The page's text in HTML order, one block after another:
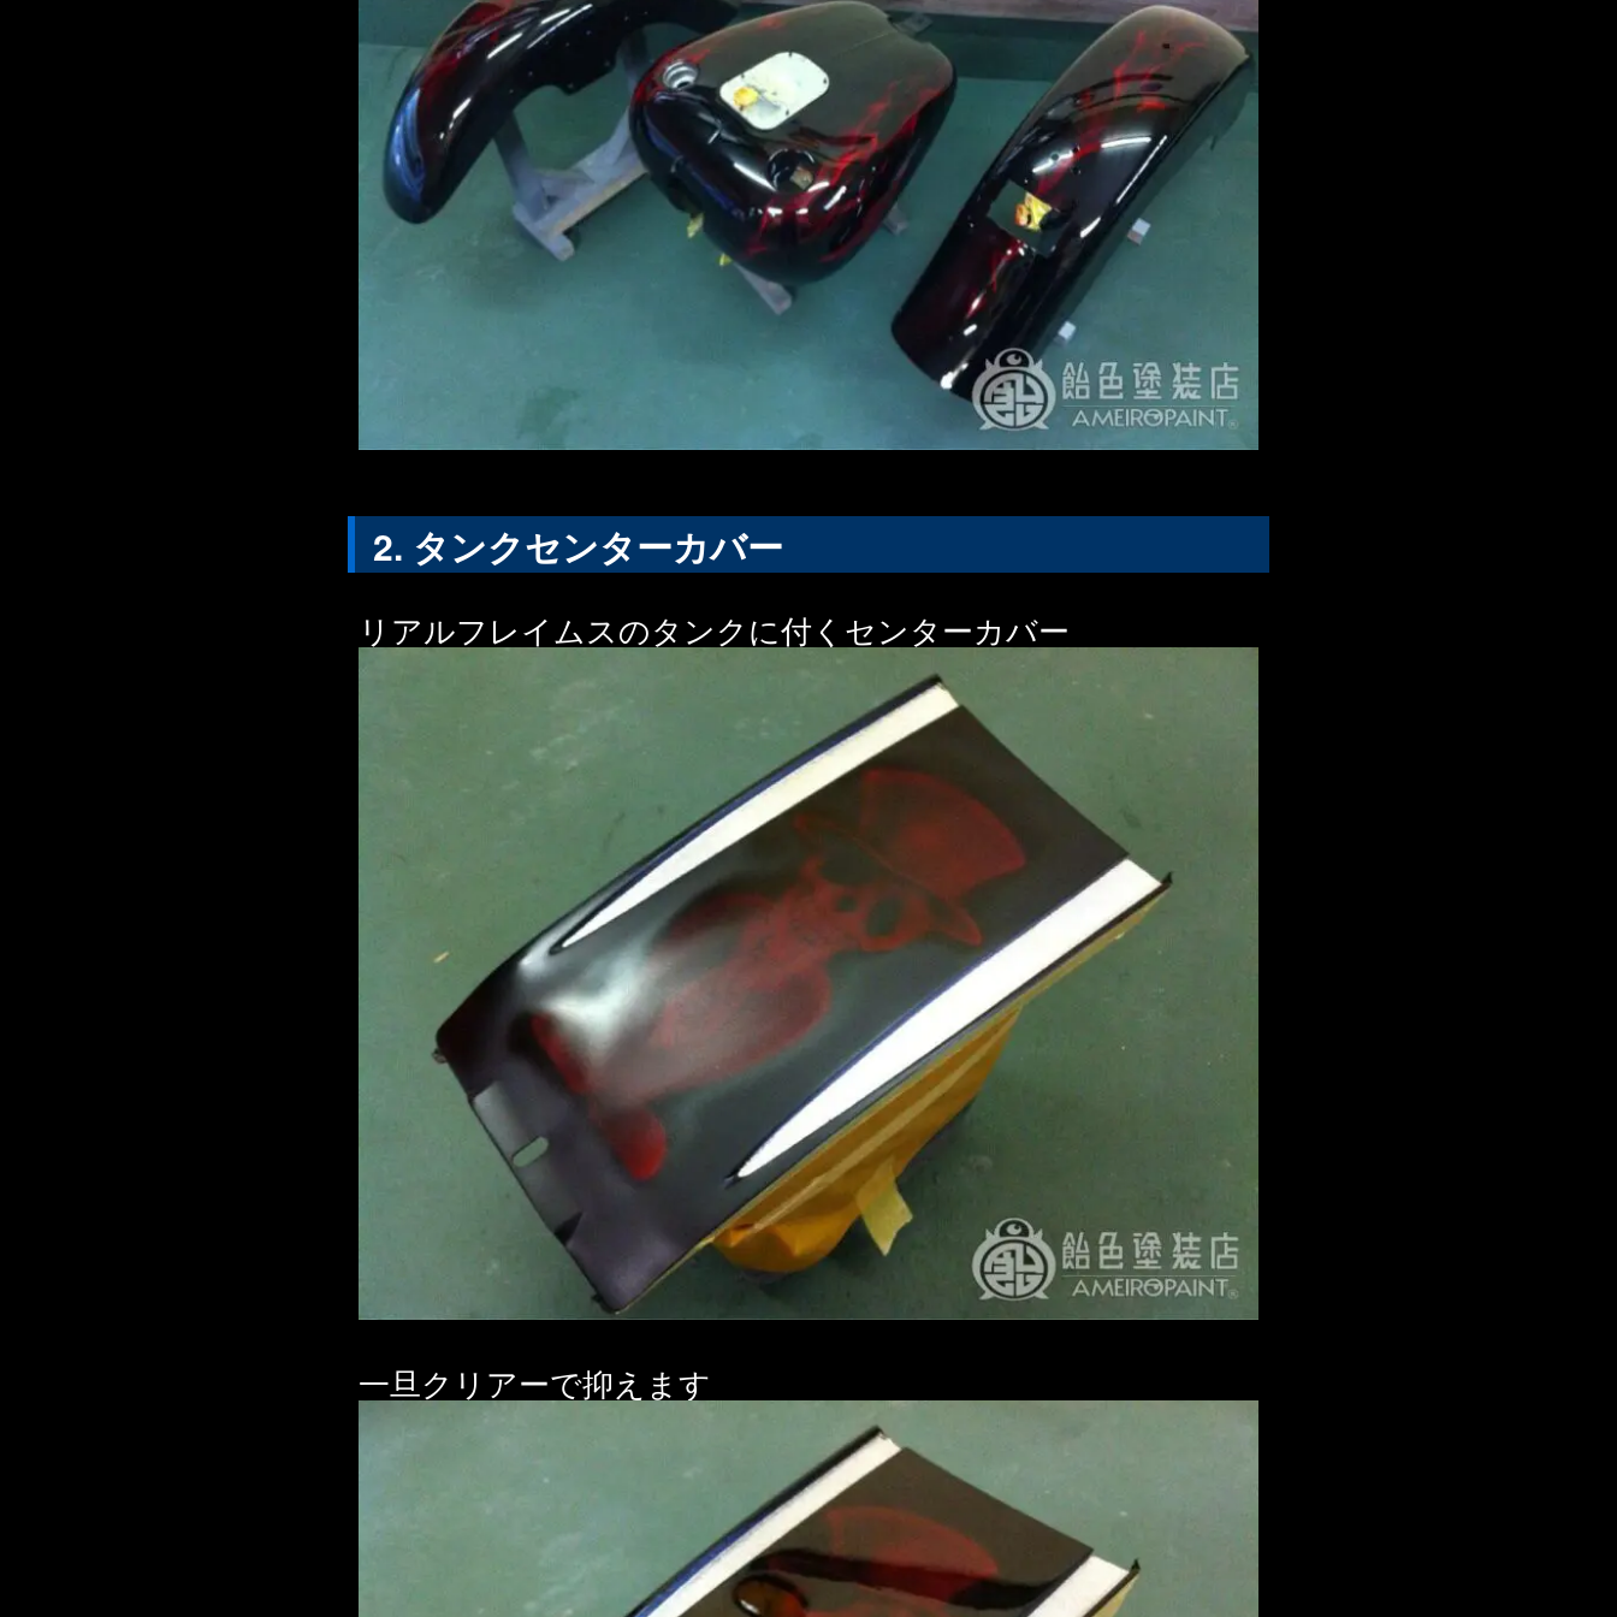
タンクセンターカバー
リアルフレイムスのタンクに付くセンターカバー
一旦クリアーで抑えます